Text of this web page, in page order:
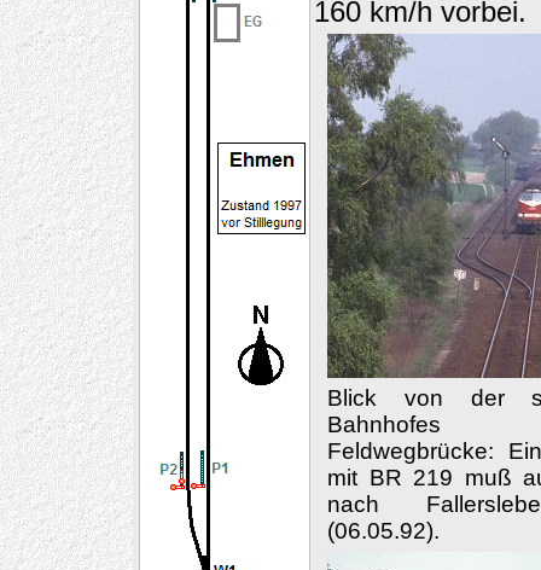
160 km/h vorbei.
Blick von der
Bahnhofes
Feldwegbrücke:
mit BR 219 muß
nach
(06.05.92).